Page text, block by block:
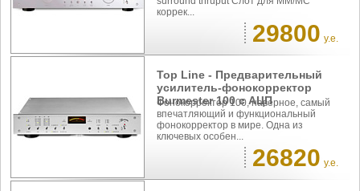
коррек...
29800 у.е.
Top Line - Предварительный
усилитель-фонокорректор
Burmester 100 с АЦП
Фонокорректор 100, наверное, самый
впечатляющий и функциональный
фонокорректор в мире. Одна из
ключевых особен...
26820 у.е.